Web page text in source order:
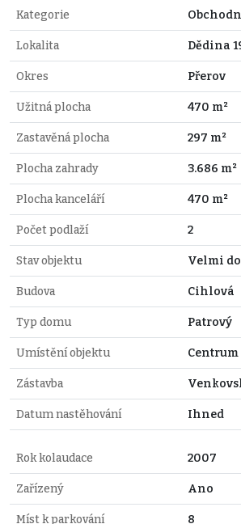
Kategorie
Lokalita Dědina
Okres Přerov
Užitná plocha 470 m²
Zastavěná plocha 297 m²
Plocha zahrady 3.686 m²
Plocha kanceláří 470 m²
Počet podlaží 2
Stav objektu Velmi
Budova Cihlová
Typ domu Patrový
Umístění objektu Centrum
Zástavba
Datum nastěhování Ihned
Rok kolaudace 2007
Zařízený Ano
Míst k parkování 8